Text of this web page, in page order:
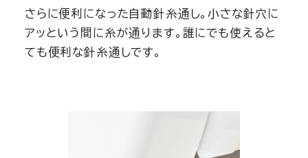
さらに便利になった自動針糸通し。小さな針穴に
アッという間に糸が通ります。誰にでも使えると
ても便利な針糸通しです。